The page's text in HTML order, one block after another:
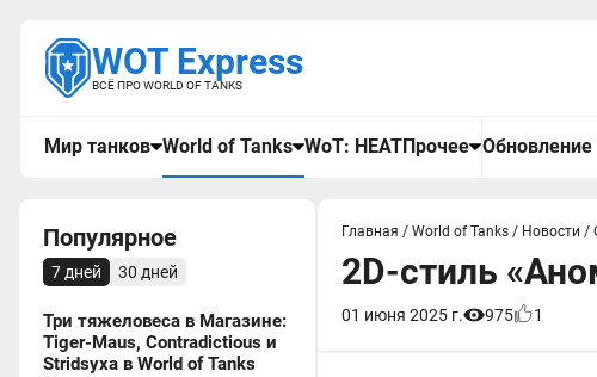
WOT Express
ВСЁ ПРО WORLD OF TANKS
Мир танков World of Tanks WoT: HEATПрочее Обновление
Популярное
7 дней 30 дней
Три тяжеловеса в Магазине:
Tiger-Maus, Contradictious и
Stridsyxa в World of Tanks
Главная / World of Tanks / Новости /
2D-стиль
01 июня 2025 г. 975 1